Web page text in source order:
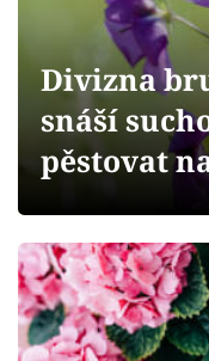
Přihlášení
Sledujte nás
Divizna
snáší
pěstovat